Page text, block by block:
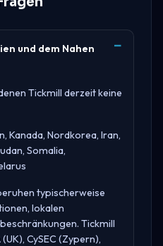
und dem Nahen
Tickmill derzeit keine
Kanada, Nordkorea, Iran,
Somalia,
typischerweise
lokalen
Tickmill
(UK), CySEC (Zypern),